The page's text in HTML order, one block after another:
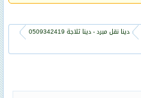
دينا نقل مبرد - دينا ثلاجة 0509342419